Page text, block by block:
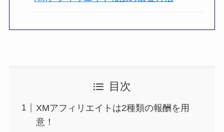
目次
XMアフィリエイトは2種類の報酬を用
意！